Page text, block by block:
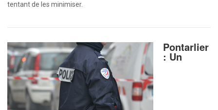
tentant de les minimiser.
Pontarlier
: Un